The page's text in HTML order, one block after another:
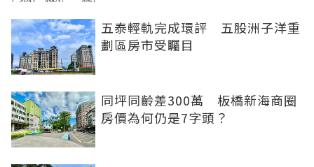
五泰輕軌完成環評 五股洲子洋重
劃區房市受矚目
同坪同齡差300萬 板橋新海商圈
房價為何仍是7字頭？